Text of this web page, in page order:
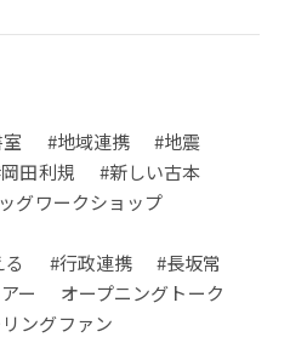
#地域連携
#地震
田利規
#新しい古本
グワークショップ
#行政連携
#長坂常
ー
オープニングトーク
ングファン